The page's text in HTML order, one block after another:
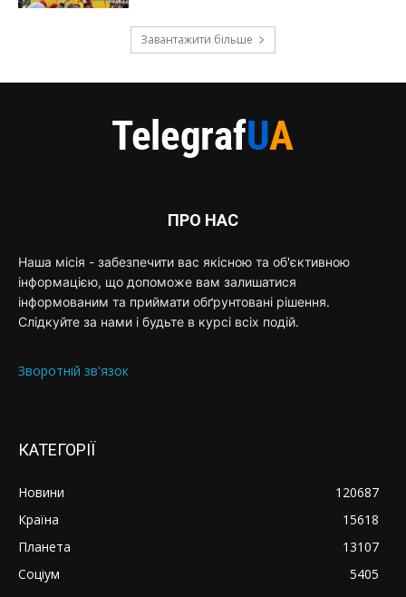
Завантажити більше
ПРО НАС
Наша місія - забезпечити вас якісною та об'єктивною
інформацією, що допоможе вам залишатися
інформованим та приймати обґрунтовані рішення.
Слідкуйте за нами і будьте в курсі всіх подій.
Зворотній зв'язок
КАТЕГОРІЇ
Новини
120687
Країна
15618
Планета
13107
Соціум
5405